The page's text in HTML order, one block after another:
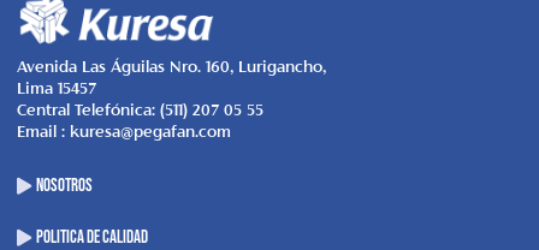
Avenida Las Águilas Nro. 160, Lurigancho,
Lima 15457
Central Telefónica: (511) 207 05 55
Email : kuresa@pegafan.com
NOSOTROS
POLITICA DE CALIDAD